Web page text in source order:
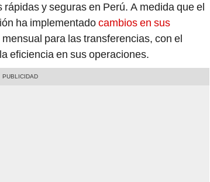
y seguras en Perú. A medida que el
ha implementadocambios en sus
para las transferencias, con el
eficiencia en sus operaciones.